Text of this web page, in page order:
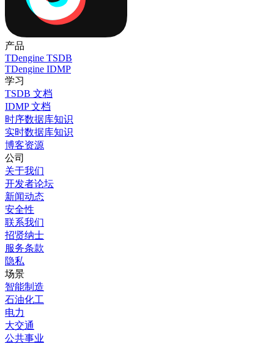
产品
TDengine TSDB
TDengine IDMP
学习
TSDB 文档
IDMP 文档
时序数据库知识
实时数据库知识
博客资源
公司
关于我们
开发者论坛
新闻动态
安全性
联系我们
招贤纳士
服务条款
隐私
场景
智能制造
石油化工
电力
大交通
公共事业